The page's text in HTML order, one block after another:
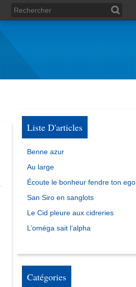
Liste D'articles
Benne azur
Au large
Écoute le bonheur fendre ton ego
San Siro en sanglots
Le Cid pleure aux cidreries
L’oméga sait l’alpha
Catégories